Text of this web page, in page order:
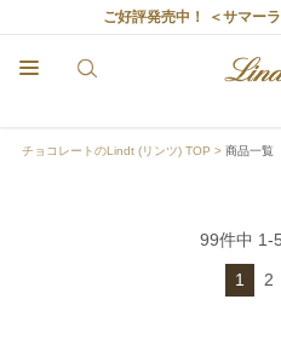
ご好評発売中！ ＜サマー
チョコレートのLindt (リンツ) TOP 商品一覧
99件中 1-
1 2